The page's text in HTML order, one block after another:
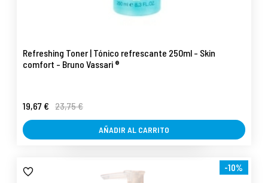
Refreshing Toner | Tónico refrescante 250ml - Skin
comfort - Bruno Vassari ®
19,67 € 23,75 €
AÑADIR AL CARRITO
-10%